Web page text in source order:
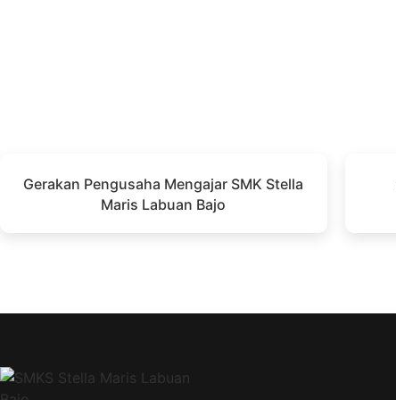
Gerakan Pengusaha Mengajar SMK Stella
Maris Labuan Bajo